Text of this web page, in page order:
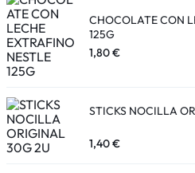
CHOCOLATE CON
125G
1,80€
STICKS NOCILLA
1,40€